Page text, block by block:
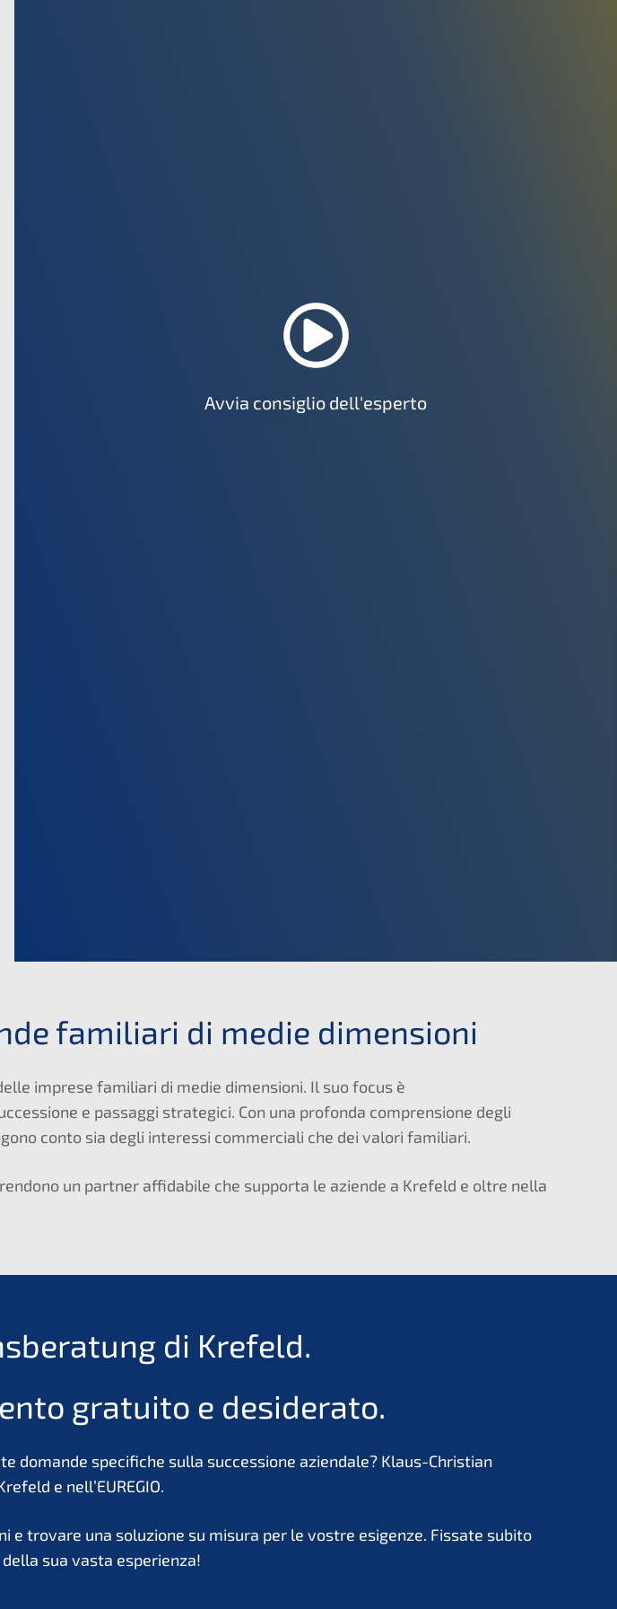
Avvia consiglio dell'esperto
familiari di medie dimensioni
imprese familiari di medie dimensioni. Il suo focus è
e passaggi strategici. Con una profonda comprensione degli
conto sia degli interessi commerciali che dei valori familiari.
un partner affidabile che supporta le aziende a Krefeld e oltre nella
di Krefeld.
gratuito e desiderato.
domande specifiche sulla successione aziendale? Klaus-Christian
e nell’EUREGIO.
trovare una soluzione su misura per le vostre esigenze. Fissate subito
sua vasta esperienza!